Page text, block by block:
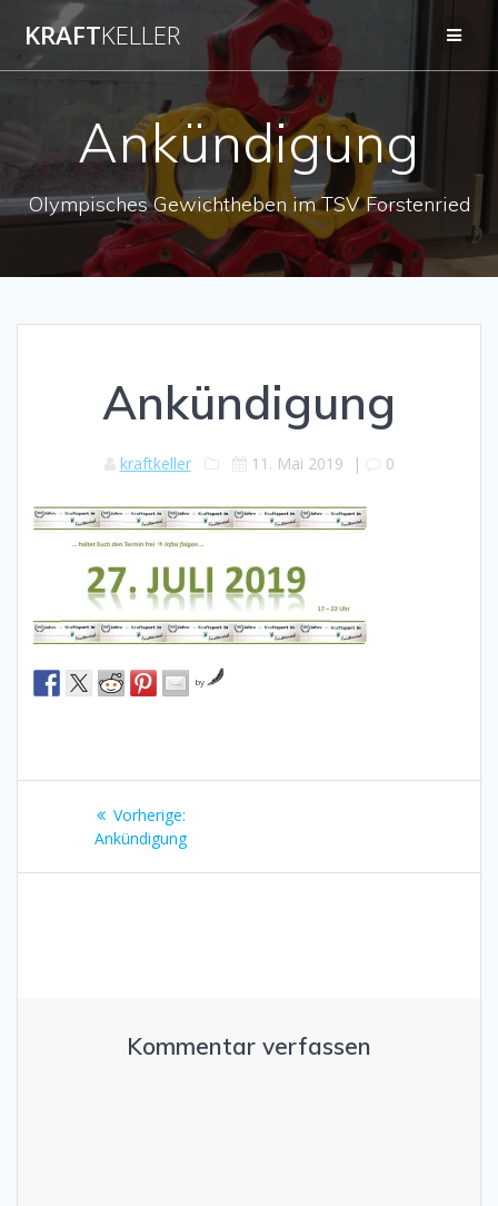
Zum
Inhalt
springen
KRAFTKELLER
Ankündigung
Olympisches Gewichtheben im TSV Forstenried
Ankündigung
kraftkeller 11. Mai 2019 | 0
by
Beitragsnavigation
Vorherige:Vorheriger
Beitrag:
Ankündigung
Kommentar verfassen